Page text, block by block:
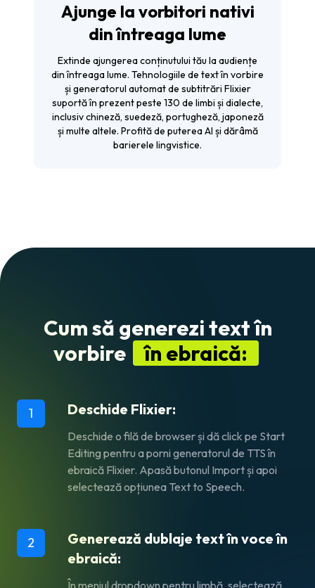
Ajunge la vorbitori nativi
din întreaga lume
Extinde ajungerea conținutului tău la audiențe
din întreaga lume. Tehnologiile de text în vorbire
și generatorul automat de subtitrări Flixier
suportă în prezent peste 130 de limbi și dialecte,
inclusiv chineză, suedeză, portugheză, japoneză
și multe altele. Profită de puterea AI și dărâmă
barierele lingvistice.
Cum să generezi text în
vorbire
în ebraică:
1 Deschide Flixier:
Deschide o filă de browser și dă click pe Start
Editing pentru a porni generatorul de TTS în
ebraică Flixier. Apasă butonul Importși apoi
selectează opțiunea Text to Speech.
2
Generează dublaje text în voce în
ebraică: